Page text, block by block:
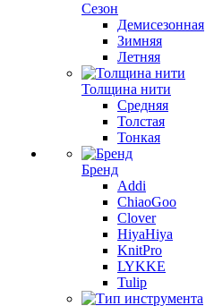
Сезон
Демисезонная
Зимняя
Летняя
Толщина нити
Средняя
Толстая
Тонкая
Бренд
Addi
ChiaoGoo
Clover
HiyaHiya
KnitPro
LYKKE
Tulip